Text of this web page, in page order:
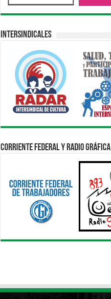
Intersindicales
Corriente Federal y Radio Gráfica